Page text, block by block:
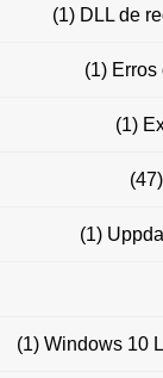
DLL de
(1)
Erros
(1)
(1)
(47)
(1)
Windows 10
(1)